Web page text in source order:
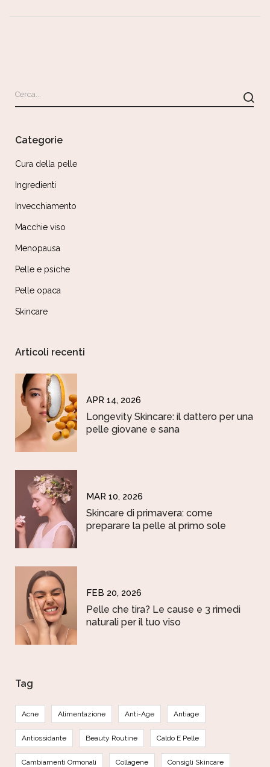
Categorie
Cura della pelle
Ingredienti
Invecchiamento
Macchie viso
Menopausa
Pelle e psiche
Pelle opaca
Skincare
Articoli recenti
APR 14, 2026
Longevity Skincare: il dattero per una
pelle giovane e sana
MAR 10, 2026
Skincare di primavera: come
preparare la pelle al primo sole
FEB 20, 2026
Pelle che tira? Le cause e 3 rimedi
naturali per il tuo viso
Tag
Acne Alimentazione Anti-Age Antiage
Antiossidante Beauty Routine Caldo E Pelle
Cambiamenti Ormonali Collagene Consigli Skincare